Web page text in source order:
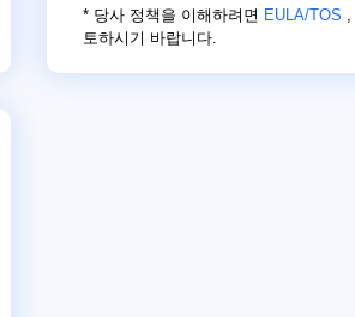
* 당사 정책을 이해하려면 EULA/TOS ,
토하시기 바랍니다.